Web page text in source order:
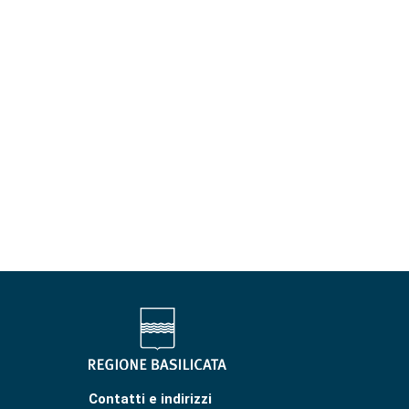
Contatti e indirizzi